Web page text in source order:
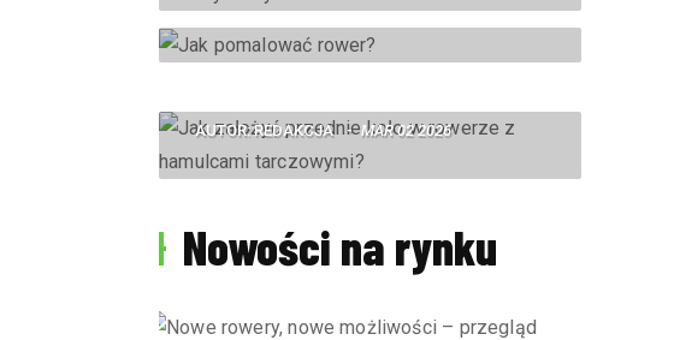
AUTOR:REDAKCJA MAR 11 2026
Jak założyć przednie koło w
rowerze z hamulcami
AUTOR:REDAKCJA MAR 02 2026
Nowości na rynku